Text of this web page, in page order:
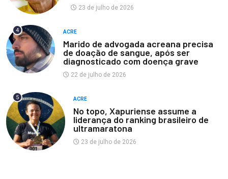
23 de julho de 2026
4 ACRE
Marido de advogada acreana precisa
de doação de sangue, após ser
diagnosticado com doença grave
22 de julho de 2026
5 ACRE
No topo, Xapuriense assume a
liderança do ranking brasileiro de
ultramaratona
23 de julho de 2026